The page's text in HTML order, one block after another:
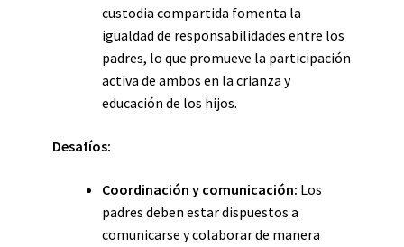
custodia compartida fomenta la
igualdad de responsabilidades entre los
padres, lo que promueve la participación
activa de ambos en la crianza y
educación de los hijos.
Desafíos:
Coordinación y comunicación: Los
padres deben estar dispuestos a
comunicarse y colaborar de manera